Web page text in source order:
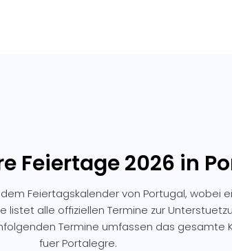
Feiertage 2026 in
Feiertagskalender von Portugal, wobei
listet alle offiziellen Termine zur
Termine umfassen das gesamte
fuer Portalegre.